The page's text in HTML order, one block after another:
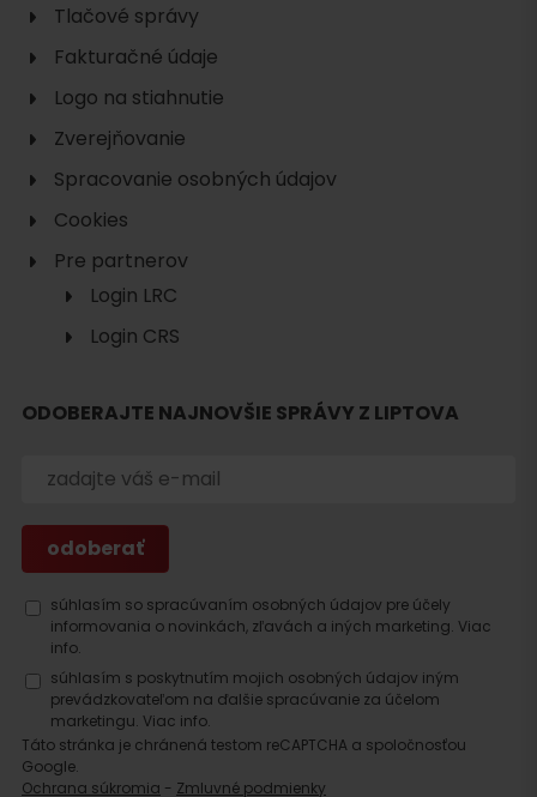
ubytovanie
Tlačové správy
Fakturačné údaje
Logo na stiahnutie
Zverejňovanie
Spracovanie osobných údajov
Cookies
Pre partnerov
Login LRC
Login CRS
ODOBERAJTE NAJNOVŠIE SPRÁVY Z LIPTOVA
súhlasím so spracúvaním osobných údajov pre účely
informovania o novinkách, zľavách a iných marketing. Viac
info.
súhlasím s poskytnutím mojich osobných údajov iným
prevádzkovateľom na ďalšie spracúvanie za účelom
marketingu. Viac info.
Táto stránka je chránená testom reCAPTCHA a spoločnosťou
Google.
Ochrana súkromia - Zmluvné podmienky